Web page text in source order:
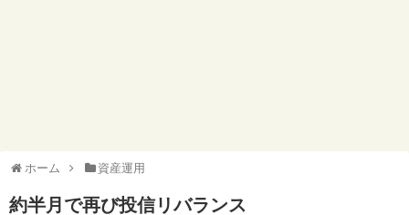
ホーム 資産運用
約半月で再び投信リバランス